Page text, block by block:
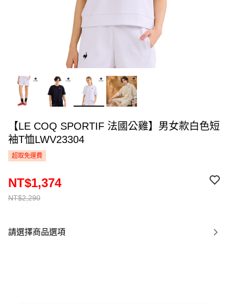
【LE COQ SPORTIF 法國公雞】男女款白色短
袖T恤LWV23304
超取免運費
NT$2,290
NT$1,374
請選擇商品選項